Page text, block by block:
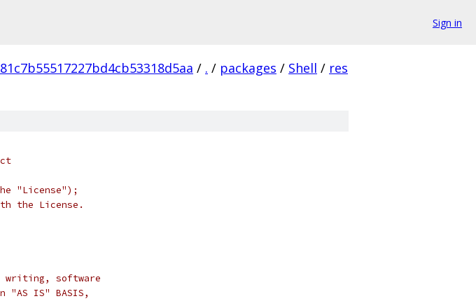
Sign in
/ . / packages / Shell / res
"License");
the License.
writing, software
"AS IS" BASIS,